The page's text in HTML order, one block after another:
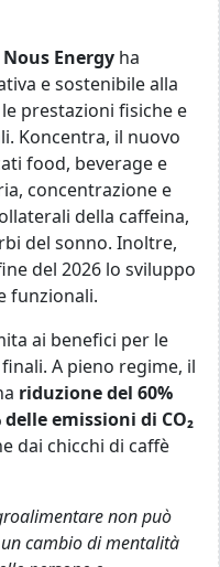
Nous Energy ha
e sostenibile alla
prestazioni fisiche e
Koncentra, il nuovo
food, beverage e
concentrazione e
della caffeina,
del sonno. Inoltre,
del 2026 lo sviluppo
funzionali.
ai benefici per le
A pieno regime, il
riduzione del 60%
delle emissioni di CO₂
dai chicchi di caffè
non può
cambio di mentalità